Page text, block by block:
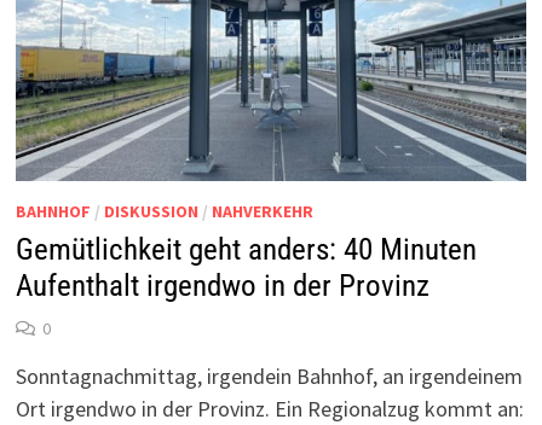
BAHNHOF / DISKUSSION / NAHVERKEHR
Gemütlichkeit geht anders: 40 Minuten
Aufenthalt irgendwo in der Provinz
0
Sonntagnachmittag, irgendein Bahnhof, an irgendeinem
Ort irgendwo in der Provinz. Ein Regionalzug kommt an: